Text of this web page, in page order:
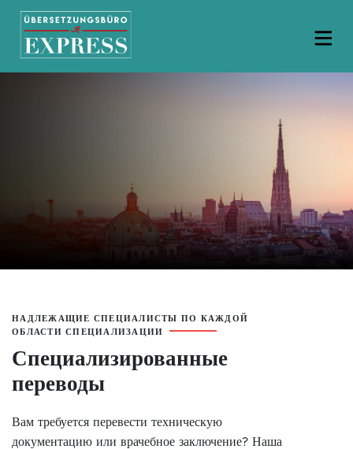
НАДЛЕЖАЩИЕ СПЕЦИАЛИСТЫ ПО КАЖДОЙ
ОБЛАСТИ СПЕЦИАЛИЗАЦИИ
Специализированные
переводы
Вам требуется перевести техническую
документацию или врачебное заключение? Наша